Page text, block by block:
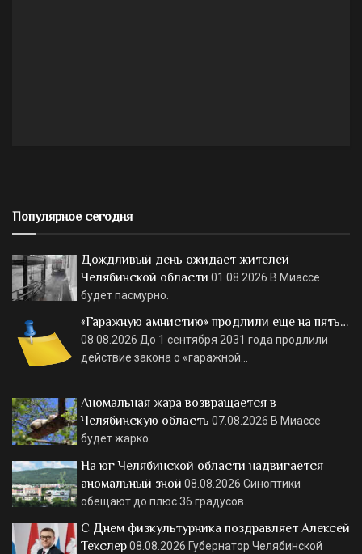
Популярное сегодня
Дождливый день ожидает жителей
Челябинской области 01.08.2026 В Миассе
будет пасмурно.
«Гаражную амнистию» продлили еще на пять…
08.08.2026 До 1 сентября 2031 года продлили
действие закона о «гаражной…
Аномальная жара возвращается в
Челябинскую область 07.08.2026 В Миассе
будет жарко.
На юг Челябинской области надвигается
аномальный зной 08.08.2026 Синоптики
обещают до плюс 36 градусов.
С Днем физкультурника поздравляет Алексей
Текслер08.08.2026 Губернатор Челябинской